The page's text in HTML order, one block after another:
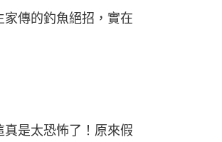
傳的釣魚絕招，實在
是太恐怖了！原來假